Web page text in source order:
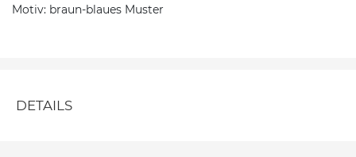
Motiv: braun-blaues Muster
DETAILS